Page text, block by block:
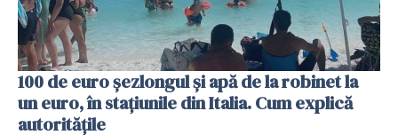
100 de euro șezlongul și apă de la robinet la
un euro, în stațiunile din Italia. Cum explică
autoritățile